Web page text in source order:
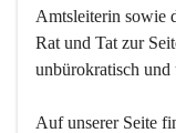
Amtsleiterin sowie
Rat und Tat zur
unbürokratisch
Auf unserer Seite